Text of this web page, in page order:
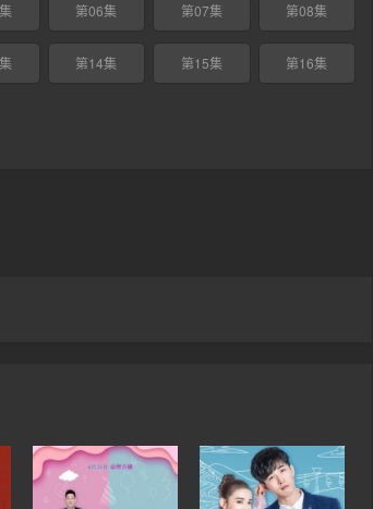
第06集 第07集 第08集
第14集 第15集 第16集